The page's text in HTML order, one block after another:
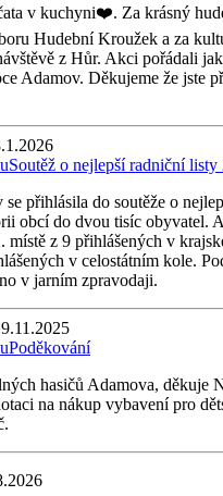
v kuchyni❤️. Za krásný
Hudební Kroužek a za
z Hůr. Akci pořádali
Adamov. Děkujeme že jste
Soutěž o nejlepší radniční listy
se přihlásila do soutěže o
obcí do dvou tisíc obyvatel.
místě z 9 přihlášených v
v celostátním kole.
v jarním zpravodaji.
Poděkování
hasičů Adamova, děkuje
na nákup vybavení pro